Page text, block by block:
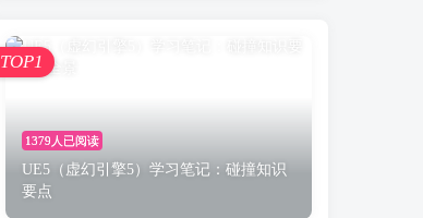
1379人已阅读
UE5（虚幻引擎5）学习笔记：碰撞知识
要点
TOP1